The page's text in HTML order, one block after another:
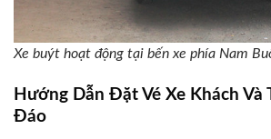
Xe buýt hoạt động tại bến xe phía Nam
Hướng Dẫn Đặt Vé Xe Khách Và
Đáo